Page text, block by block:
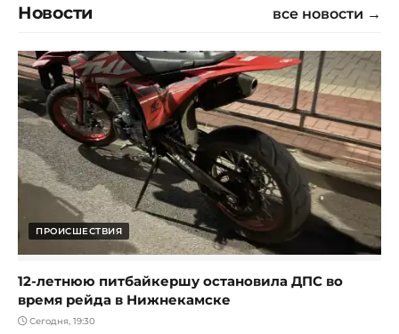
Новости все новости →
ПРОИСШЕСТВИЯ
12-летнюю питбайкершу остановила ДПС во
время рейда в Нижнекамске
Сегодня, 19:30